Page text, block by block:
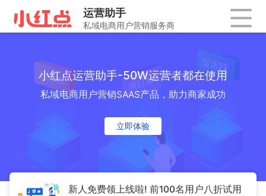
小红点运营助手-50W运营者都在使用
私域电商用户营销SAAS产品，助力商家成功
立即体验
新人免费领上线啦! 前100名用户八折试用